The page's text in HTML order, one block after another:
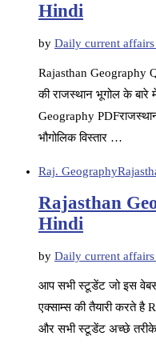
Hindi
by Daily current
Rajasthan Geography
की राजस्थान भूगोल के
Geography
भौगोलिक विस्तार …
Raj. Geography
Rajasthan
Hindi
by Daily current
आप सभी स्टूडेंट जो इस
एक्साम्स की तैयारी करते
और सभी स्टूडेंट अच्छे